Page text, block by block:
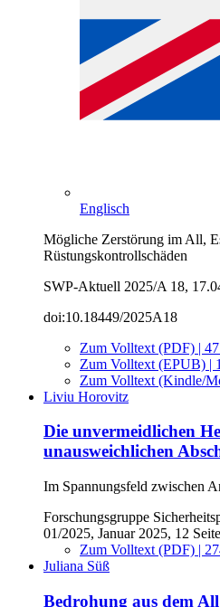
Englisch
Mögliche Zerstörung im All,
Rüstungskontrollschäden
SWP-Aktuell 2025/A 18,
doi:10.18449/2025A18
Zum Volltext (PDF) |
Zum Volltext (EPUB) |
Zum Volltext (Kindle/
Liviu Horovitz
Die unvermeidlichen
unausweichlichen
Im Spannungsfeld zwischen
Forschungsgruppe
01/2025, Januar 2025, 12
Zum Volltext (PDF) |
Juliana Süß
Bedrohung aus dem